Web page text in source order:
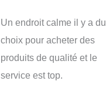
Un endroit calme il y a du
choix pour acheter des
produits de qualité et le
service est top.